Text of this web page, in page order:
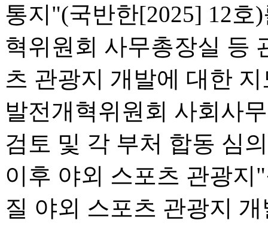
통지"(국반한[2025] 12
혁위원회 사무총장실 등
츠 관광지 개발에 대한
발전개혁위원회 사회사
검토 및 각 부처 합동 심
이후 야외 스포츠 관광지
질 야외 스포츠 관광지